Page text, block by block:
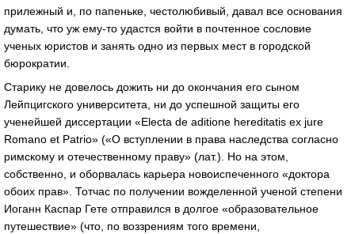
прилежный и, по папеньке, честолюбивый, давал все основания
думать, что уж ему-то удастся войти в почтенное сословие
ученых юристов и занять одно из первых мест в городской
бюрократии.
Старику не довелось дожить ни до окончания его сыном
Лейпцигского университета, ни до успешной защиты его
ученейшей диссертации «Electa de aditione hereditatis ex jure
Romano et Patrio» («О вступлении в права наследства согласно
римскому и отечественному праву» (лат.). Но на этом,
собственно, и оборвалась карьера новоиспеченного «доктора
обоих прав». Тотчас по получении вожделенной ученой степени
Иоганн Каспар Гете отправился в долгое «образовательное
путешествие» (что, по воззрениям того времени,